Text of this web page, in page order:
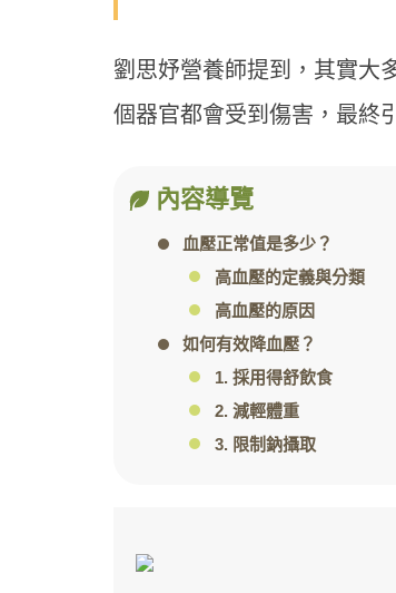
劉思妤營養師提到，其實大
個器官都會受到傷害，最終
內容導覽
血壓正常值是多少？
高血壓的定義與分類
高血壓的原因
如何有效降血壓？
1. 採用得舒飲食
2. 減輕體重
3. 限制鈉攝取